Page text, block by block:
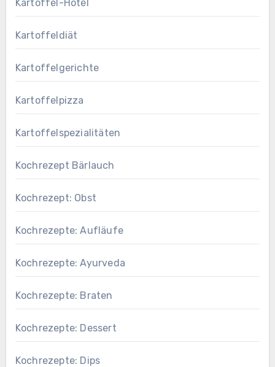
Kartoffel-Hotel
Kartoffeldiät
Kartoffelgerichte
Kartoffelpizza
Kartoffelspezialitäten
Kochrezept Bärlauch
Kochrezept: Obst
Kochrezepte: Aufläufe
Kochrezepte: Ayurveda
Kochrezepte: Braten
Kochrezepte: Dessert
Kochrezepte: Dips